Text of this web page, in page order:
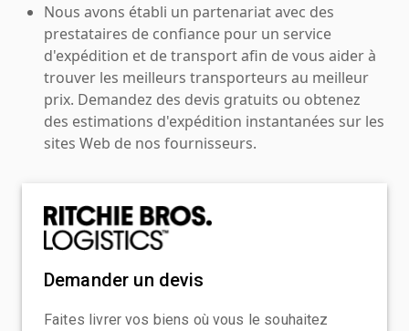
Nous avons établi un partenariat avec des
prestataires de confiance pour un service
d'expédition et de transport afin de vous aider à
trouver les meilleurs transporteurs au meilleur
prix. Demandez des devis gratuits ou obtenez
des estimations d'expédition instantanées sur les
sites Web de nos fournisseurs.
Demander un devis
Faites livrer vos biens où vous le souhaitez